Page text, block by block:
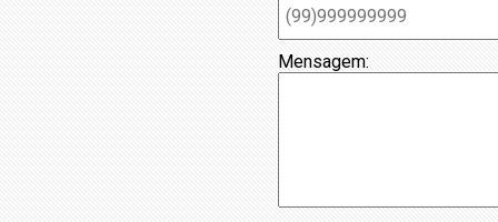
Mensagem: